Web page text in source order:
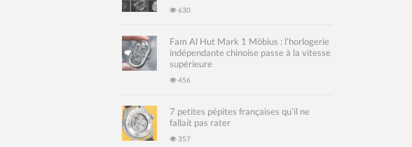
630
Fam Al Hut Mark 1 Möbius : l’horlogerie
indépendante chinoise passe à la vitesse
supérieure
456
7 petites pépites françaises qu’il ne
fallait pas rater
357